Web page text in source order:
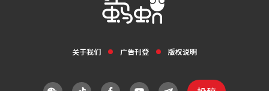
关于我们 广告刊登 版权说明